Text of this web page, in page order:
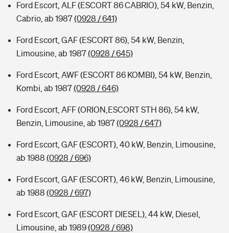
Ford Escort, ALF (ESCORT 86 CABRIO), 54 kW, Benzin,
Cabrio, ab 1987(0928 / 641)
Ford Escort, GAF (ESCORT 86), 54 kW, Benzin,
Limousine, ab 1987(0928 / 645)
Ford Escort, AWF (ESCORT 86 KOMBI), 54 kW, Benzin,
Kombi, ab 1987(0928 / 646)
Ford Escort, AFF (ORION,ESCORT STH 86), 54 kW,
Benzin, Limousine, ab 1987(0928 / 647)
Ford Escort, GAF (ESCORT), 40 kW, Benzin, Limousine,
ab 1988 (0928 / 696)
Ford Escort, GAF (ESCORT), 46 kW, Benzin, Limousine,
ab 1988 (0928 / 697)
Ford Escort, GAF (ESCORT DIESEL), 44 kW, Diesel,
Limousine, ab 1989(0928 / 698)